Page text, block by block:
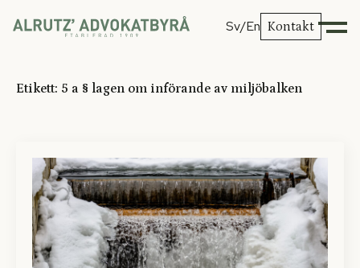
Sv/En Kontakt
Etikett: 5 a § lagen om införande av miljöbalken